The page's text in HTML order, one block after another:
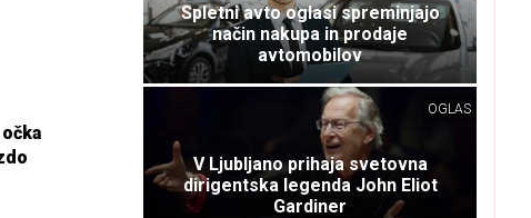
Spletni avto oglasi spreminjajo
način nakupa in prodaje
avtomobilov
OGLAS
V Ljubljano prihaja svetovna
dirigentska legenda John Eliot
Gardiner